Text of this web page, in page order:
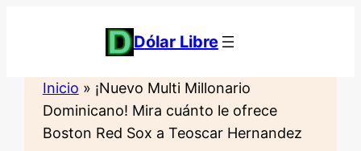
Dólar Libre
Inicio » ¡Nuevo Multi Millonario
Dominicano! Mira cuánto le ofrece
Boston Red Sox a Teoscar Hernandez